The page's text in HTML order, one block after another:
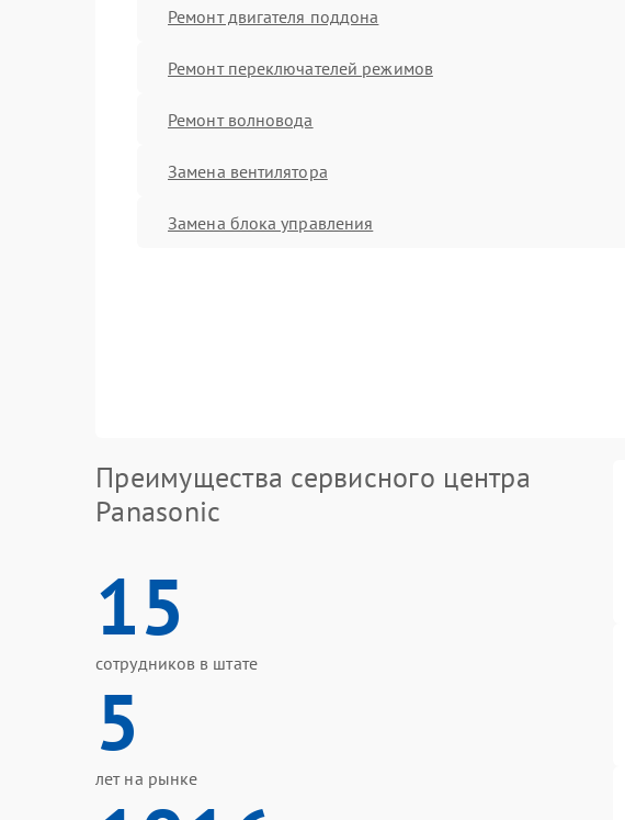
Ремонт двигателя поддона
Ремонт переключателей режимов
Ремонт волновода
Замена вентилятора
Замена блока управления
Преимущества сервисного центра
Panasonic
15
сотрудников в штате
5
лет на рынке